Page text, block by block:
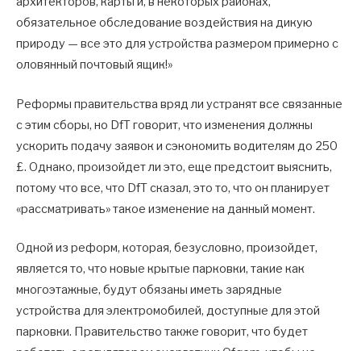
обязательное обследование воздействия на дикую
природу — все это для устройства размером примерно с
оловянный почтовый ящик!»
Реформы правительства вряд ли устранят все связанные
с этим сборы, но DfT говорит, что изменения должны
ускорить подачу заявок и сэкономить водителям до 250
£. Однако, произойдет ли это, еще предстоит выяснить,
потому что все, что DfT сказал, это то, что он планирует
«рассматривать» такое изменение на данный момент.
Одной из реформ, которая, безусловно, произойдет,
является то, что новые крытые парковки, такие как
многоэтажные, будут обязаны иметь зарядные
устройства для электромобилей, доступные для этой
парковки. Правительство также говорит, что будет